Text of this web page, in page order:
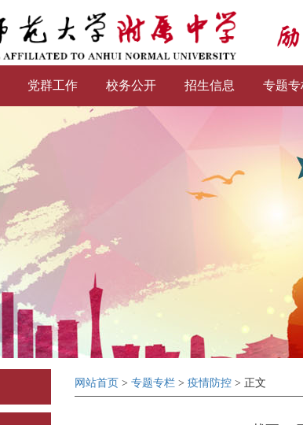
党群工作 校务公开 招生信息 专题专
网站首页 > 专题专栏> 疫情防控> 正文